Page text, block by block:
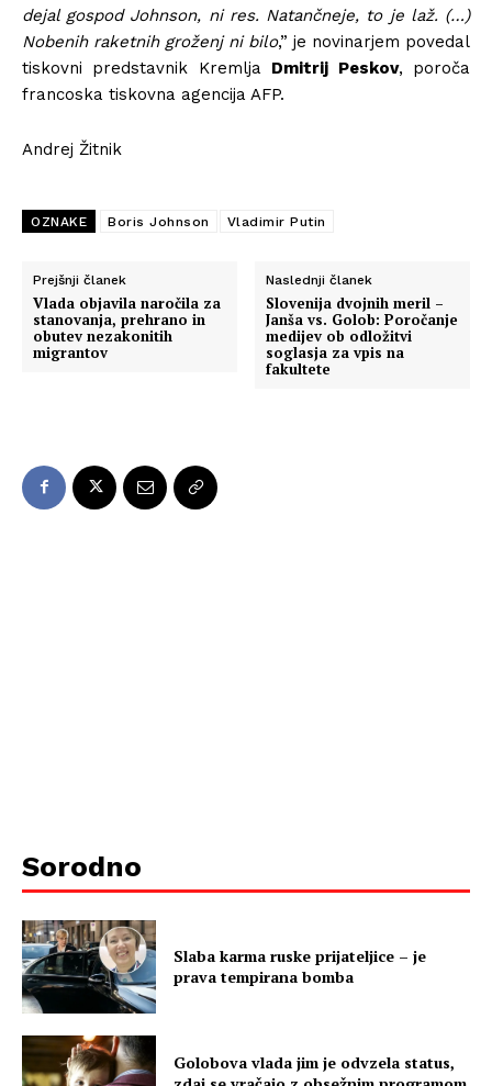
dejal gospod Johnson, ni res. Natančneje, to je laž. (…)
Nobenih raketnih groženj ni bilo,” je novinarjem povedal
tiskovni predstavnik Kremlja Dmitrij Peskov, poroča
francoska tiskovna agencija AFP.
Andrej Žitnik
OZNAKE Boris Johnson Vladimir Putin
Prejšnji članek
Vlada objavila naročila za
stanovanja, prehrano in
obutev nezakonitih
migrantov
Naslednji članek
Slovenija dvojnih meril –
Janša vs. Golob: Poročanje
medijev ob odložitvi
soglasja za vpis na
fakultete
Sorodno
Slaba karma ruske prijateljice – je
prava tempirana bomba
Golobova vlada jim je odvzela status,